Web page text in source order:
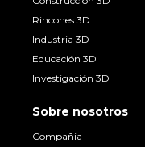
Rincones 3D
Industria 3D
Educación 3D
Investigación 3D
Sobre nosotros
Compañia